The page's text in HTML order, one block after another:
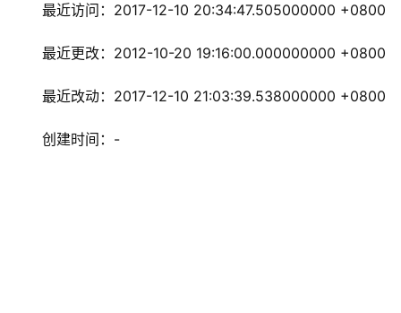
最近访问：2017-12-10 20:34:47.505000000 +0800
最近更改：2012-10-20 19:16:00.000000000 +0800
最近改动：2017-12-10 21:03:39.538000000 +0800
创建时间：-